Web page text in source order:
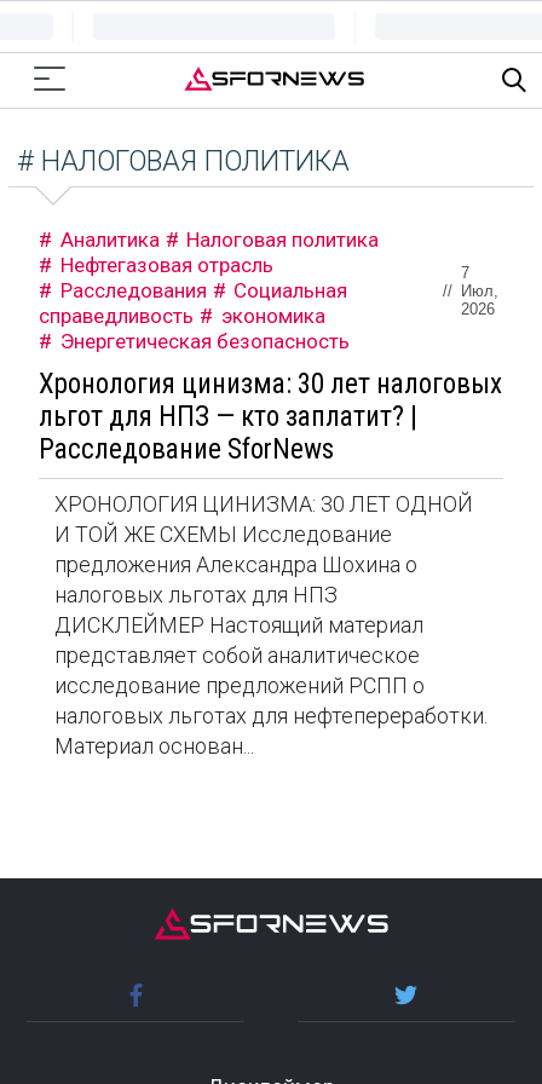
# НАЛОГОВАЯ ПОЛИТИКА
Аналитика
Налоговая политика
Нефтегазовая отрасль
Расследования
Социальная
справедливость
экономика
Энергетическая безопасность
//
7
Июл,
2026
Хронология цинизма: 30 лет налоговых
льгот для НПЗ — кто заплатит? |
Расследование SforNews
ХРОНОЛОГИЯ ЦИНИЗМА: 30 ЛЕТ ОДНОЙ
И ТОЙ ЖЕ СХЕМЫ Исследование
предложения Александра Шохина о
налоговых льготах для НПЗ
ДИСКЛЕЙМЕР Настоящий материал
представляет собой аналитическое
исследование предложений РСПП о
налоговых льготах для нефтепереработки.
Материал основан...